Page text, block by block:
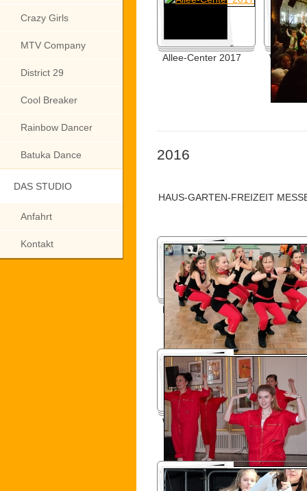
Crazy Girls
MTV Company
District 29
Cool Breaker
Rainbow Dancer
Batuka Dance
DAS STUDIO
Anfahrt
Kontakt
Allee-Center 2017
2016
HAUS-GARTEN-FREIZEIT
Haus-Garten-Freizeit Messe
Welttanztag 2016